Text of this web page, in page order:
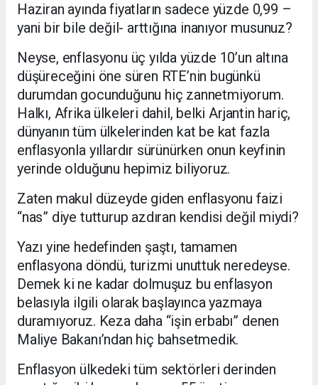
Haziran ayında fiyatların sadece yüzde 0,99 –
yani bir bile değil- arttığına inanıyor musunuz?
Neyse, enflasyonu üç yılda yüzde 10’un altına
düşüreceğini öne süren RTE’nin bugünkü
durumdan gocunduğunu hiç zannetmiyorum.
Halkı, Afrika ülkeleri dahil, belki Arjantin hariç,
dünyanın tüm ülkelerinden kat be kat fazla
enflasyonla yıllardır sürünürken onun keyfinin
yerinde olduğunu hepimiz biliyoruz.
Zaten makul düzeyde giden enflasyonu faizi
“nas” diye tutturup azdıran kendisi değil miydi?
Yazı yine hedefinden şaştı, tamamen
enflasyona döndü, turizmi unuttuk neredeyse.
Demek ki ne kadar dolmuşuz bu enflasyon
belasıyla ilgili olarak başlayınca yazmaya
duramıyoruz. Keza daha “işin erbabı” denen
Maliye Bakanı’ndan hiç bahsetmedik.
Enflasyon ülkedeki tüm sektörleri derinden